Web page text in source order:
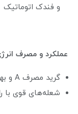
و فندک
عملکرد و مصرف
گرید مصرف A و بهره‌وری بالای شعله مرکزی (پلوپز) .
شعله‌های قوی با